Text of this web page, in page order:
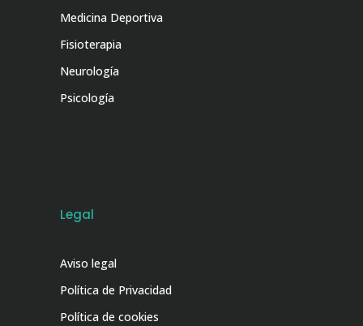
Medicina Deportiva
Fisioterapia
Neurología
Psicología
Legal
Aviso legal
Política de Privacidad
Política de cookies